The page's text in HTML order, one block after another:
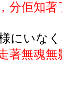
分佢知
にいな
著無魂無